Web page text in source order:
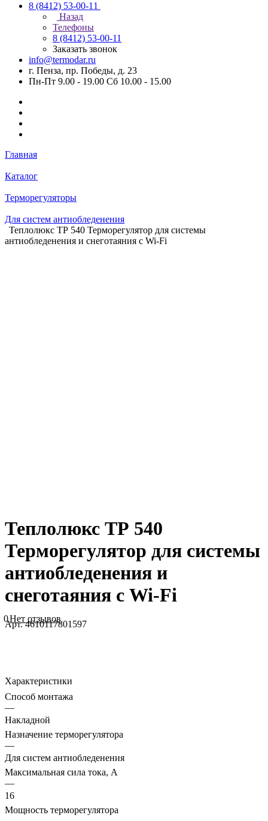
8 (8412) 53-00-11
Назад
Телефоны
8 (8412) 53-00-11
Заказать звонок
info@termodar.ru
г. Пенза, пр. Победы, д. 23
Пн-Пт 9.00 - 19.00 Сб 10.00 - 15.00
Главная
Каталог
Терморегуляторы
Для систем антиобледенения
Теплолюкс ТР 540 Терморегулятор для системы
антиобледенения и снеготаяния с Wi-Fi
Теплолюкс ТР 540
Терморегулятор для системы
антиобледенения и
снеготаяния с Wi-Fi
0Нет отзывов
Арт.4610117801597
Характеристики
Способ монтажа
—
Накладной
Назначение терморегулятора
—
Для систем антиобледенения
Максимальная сила тока, A
—
16
Мощность терморегулятора